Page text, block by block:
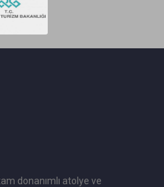
donanımlı atolye ve